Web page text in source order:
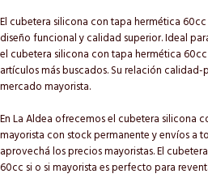
El cubetera silicona con tapa hermética
diseño funcional y calidad superior. Ideal
el cubetera silicona con tapa hermética
artículos más buscados. Su relación
mercado mayorista.
En La Aldea ofrecemos el cubetera silicona
mayorista con stock permanente y envíos a
aprovechá los precios mayoristas. El
60cc si o si mayorista es perfecto para